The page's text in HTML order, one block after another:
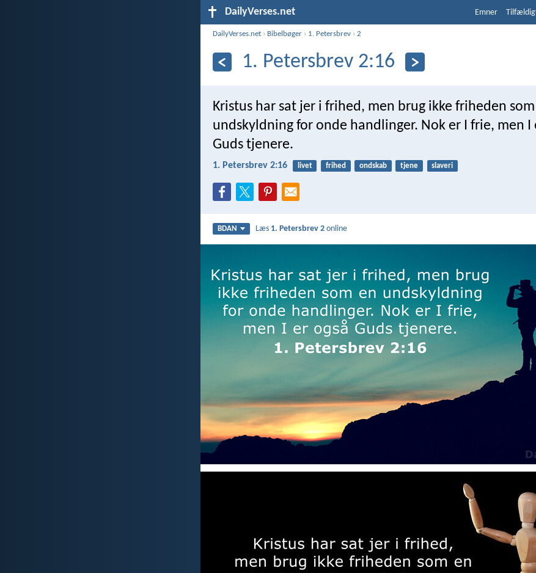
DailyVerses.net Emner
DailyVerses.net › Bibelbøger › 1. Petersbrev ›2
1. Petersbrev 2:16
Kristus har sat jer i frihed, men brug ikke friheden
undskyldning for onde handlinger. Nok er I frie, men I
Guds tjenere.
1. Petersbrev 2:16 livet frihed ondskab tjene slaveri
BDAN Læs 1. Petersbrev 2 online